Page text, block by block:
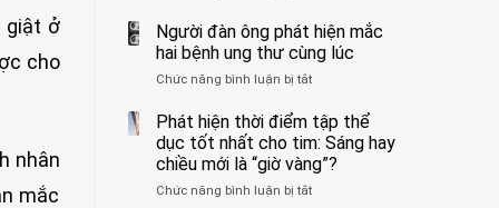
giật ở
cho
nhân
mắc
biết
formaldehyde
kim
loại
ăn
nhiều
có
thể
hại
bác
cảnh
báo
tác
hại
của
1
kiểu
Người đàn ông phát hiện mắc
hai bệnh ung thư cùng lúc
Chức năng bình luận bị tắtở
đàn
ông
phát
hiện
mắc
Phát hiện thời điểm tập thể
dục tốt nhất cho tim: Sáng hay
chiều mới là “giờ vàng”?
Chức năng bình luận bị tắtở